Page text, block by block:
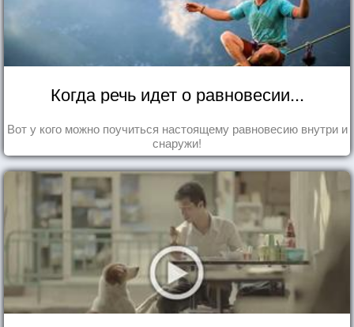
Когда речь идет о равновесии...
Вот у кого можно поучиться настоящему равновесию внутри и
снаружи!